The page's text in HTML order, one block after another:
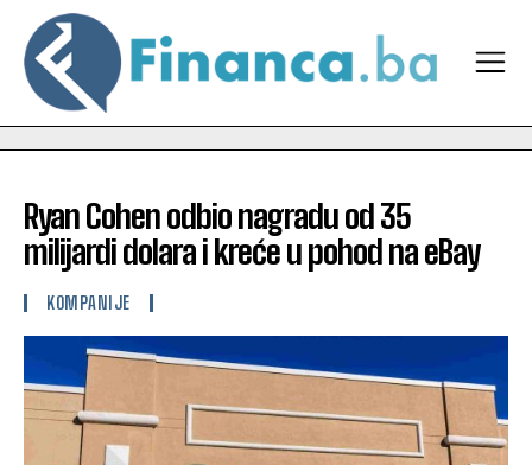
Ryan Cohen odbio nagradu od 35
milijardi dolara i kreće u pohod na eBay
KOMPANIJE